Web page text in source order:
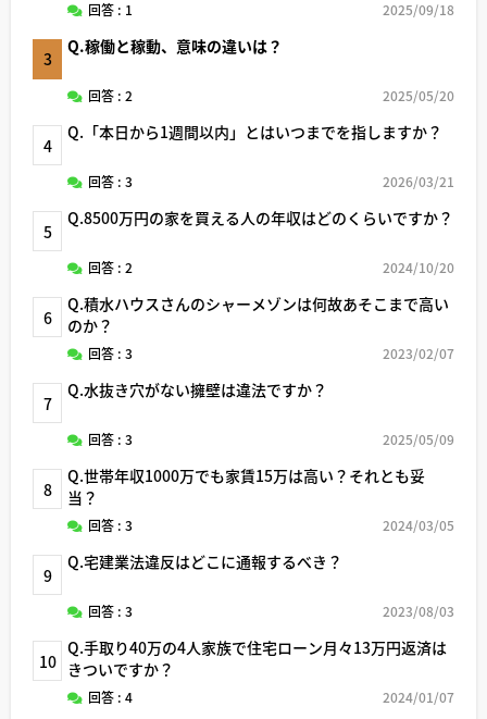
回答 : 1 2025/09/18
3
Q.稼働と稼動、意味の違いは？
回答 : 2 2025/05/20
4
Q.「本日から1週間以内」とはいつまでを指しますか？
回答 : 3 2026/03/21
5
Q.8500万円の家を買える人の年収はどのくらいですか？
回答 : 2 2024/10/20
6
Q.積水ハウスさんのシャーメゾンは何故あそこまで高い
のか？
回答 : 3 2023/02/07
7
Q.水抜き穴がない擁壁は違法ですか？
回答 : 3 2025/05/09
8
Q.世帯年収1000万でも家賃15万は高い？それとも妥
当？
回答 : 3 2024/03/05
9
Q.宅建業法違反はどこに通報するべき？
回答 : 3 2023/08/03
10
Q.手取り40万の4人家族で住宅ローン月々13万円返済は
きついですか？
回答 : 4 2024/01/07